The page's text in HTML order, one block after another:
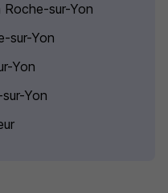
sur-Yon
sur-Yon
Yon
Yon